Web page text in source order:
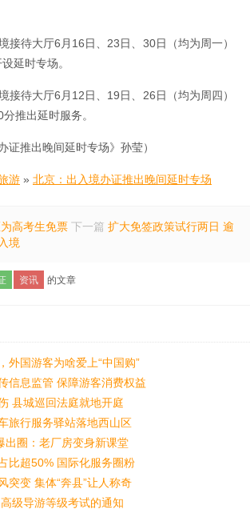
接待大厅6月16日、23日、30日（均为周一）
延时专场。
接待大厅6月12日、19日、26日（均为周四）
推出延时服务。
证推出晚间延时专场》孙莹）
游 » 北京：出入境办证推出晚间延时专场
高考生免票 下一篇 扩大免签政策试行两日 逾
境
资讯 的文章
外国游客为啥爱上“中国购”
信息监管 保障游客消费权益
县城巡回法庭就地开庭
旅行服务驿站落地西山区
出圈：老厂房变身新课堂
比超50% 国际化服务圈粉
突变 集体“奔县”让人称奇
级导游等级考试的通知